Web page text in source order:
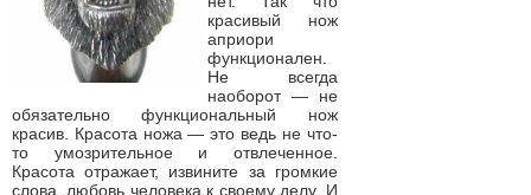
красивый нож
априори
функционален.
Не всегда
наоборот — не
обязательно функциональный нож
красив. Красота ножа — это ведь не что-
то умозрительное и отвлеченное.
Красота отражает, извините за громкие
слова, любовь человека к своему делу. И